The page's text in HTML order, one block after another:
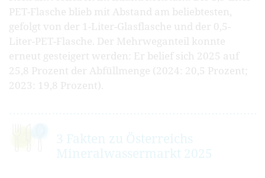
PET-Flasche blieb mit Abstand am beliebtesten,
gefolgt von der 1-Liter-Glasflasche und der 0,5-
Liter-PET-Flasche. Der Mehrweganteil konnte
erneut gesteigert werden: Er belief sich 2025 auf
25,8 Prozent der Abfüllmenge (2024: 20,5 Prozent;
2023: 19,8 Prozent).
3 Fakten zu Österreichs
Mineralwassermarkt 2025